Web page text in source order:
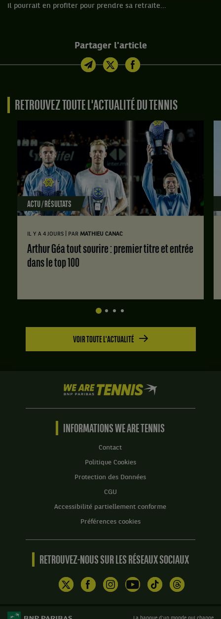
il pourrait en profiter pour prendre sa retraite...
Partager l'article
RETROUVEZ TOUTE L'ACTUALITÉ DU TENNIS
ACTU / RÉSULTATS
IL Y A 4 JOURS PAR MATHIEU CANAC
Arthur Géa tout sourire : premier titre et entrée
dans le top 100
VOIR TOUTE L'ACTUALITÉ
We
are
Tennis
BNP
Accueil
INFORMATIONS WE ARE TENNIS
Contact
Politique Cookies
Protection des Données
CGU
Accessibilité partiellement conforme
Préférences cookies
RETROUVEZ-NOUS SUR LES RÉSEAUX SOCIAUX